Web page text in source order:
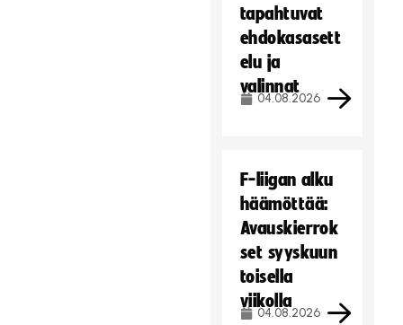
tapahtuvat
ehdokasasett
elu ja
valinnat
04.08.2026
F-liigan alku
häämöttää:
Avauskierrok
set syyskuun
toisella
viikolla
04.08.2026